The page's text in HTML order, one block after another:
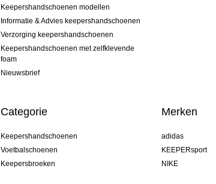
Keepershandschoenen modellen
Informatie & Advies keepershandschoenen
Verzorging keepershandschoenen
Keepershandschoenen met zelfklevende
foam
Nieuwsbrief
Categorie
Keepershandschoenen
Voetbalschoenen
Keepersbroeken
Merken
adidas
KEEPERsport
NIKE